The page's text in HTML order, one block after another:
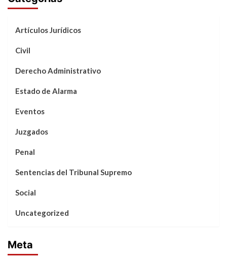
Artículos Jurídicos
Civil
Derecho Administrativo
Estado de Alarma
Eventos
Juzgados
Penal
Sentencias del Tribunal Supremo
Social
Uncategorized
Meta